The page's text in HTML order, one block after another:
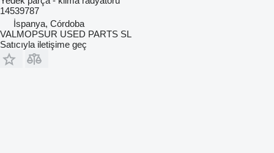
14539787
İspanya, Córdoba
VALMOPSUR USED PARTS SL
Satıcıyla iletişime geç